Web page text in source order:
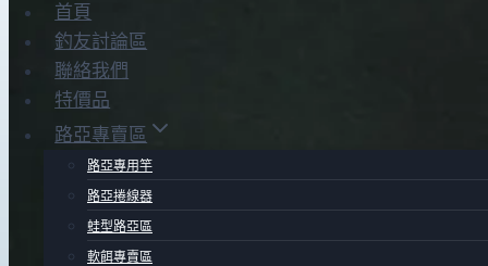
首頁
釣友討論區
聯絡我們
特價品
路亞專賣區
路亞專用竿
路亞捲線器
蛙型路亞區
軟餌專賣區